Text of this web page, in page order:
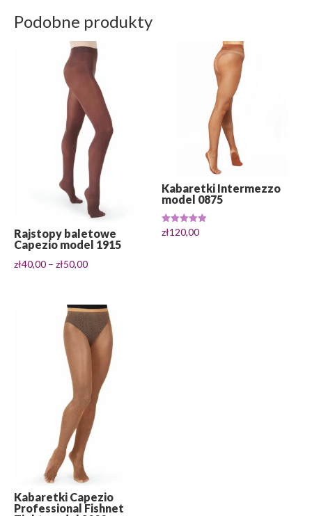
Podobne produkty
Rajstopy baletowe
Capezio model 1915
zł40,00 – zł50,00Zakres
zł40,00
do
zł50,00
Kabaretki Intermezzo
model 0875
Oceniono
5.00
zł120,00
Kabaretki Capezio
Professional Fishnet